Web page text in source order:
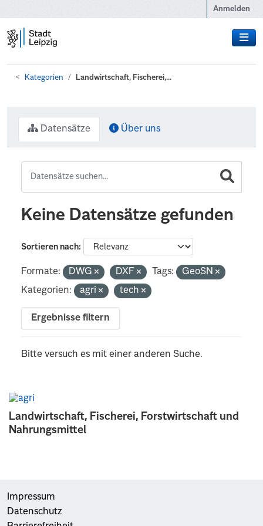
Anmelden
Kategorien Landwirtschaft, Fischerei,...
Landwirtschaft, Fischerei, Forstwirtschaft und
Nahrungsmittel
Datensätze Über uns
Keine Datensätze gefunden
Sortieren nach
Formate: DWG DXF Tags:
GeoSN
Kategorien:
agri tech
Ergebnisse filtern
Bitte versuch es mit einer anderen Suche.
Impressum
Datenschutz